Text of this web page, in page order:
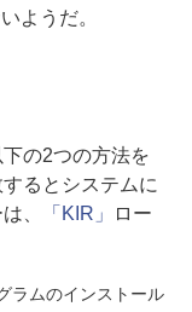
ようだ。
の2つの方法を
るとシステムに
、
「KIR」
ロー
ラムのインストール